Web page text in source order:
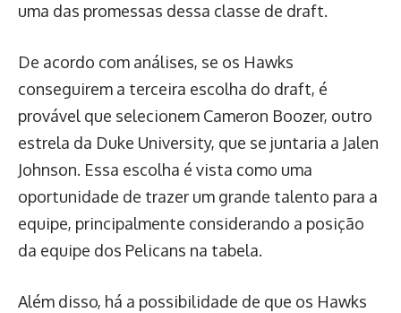
uma das promessas dessa classe de draft.
De acordo com análises, se os Hawks
conseguirem a terceira escolha do draft, é
provável que selecionem Cameron Boozer, outro
estrela da Duke University, que se juntaria a Jalen
Johnson. Essa escolha é vista como uma
oportunidade de trazer um grande talento para a
equipe, principalmente considerando a posição
da equipe dos Pelicans na tabela.
Além disso, há a possibilidade de que os Hawks